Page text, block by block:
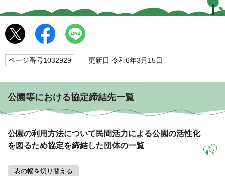
ページ番号1032929 更新日 令和6年3月15日
公園等における協定締結先一覧
公園の利用方法について民間活力による公園の活性化
を図るため協定を締結した団体の一覧
表の幅を切り替える